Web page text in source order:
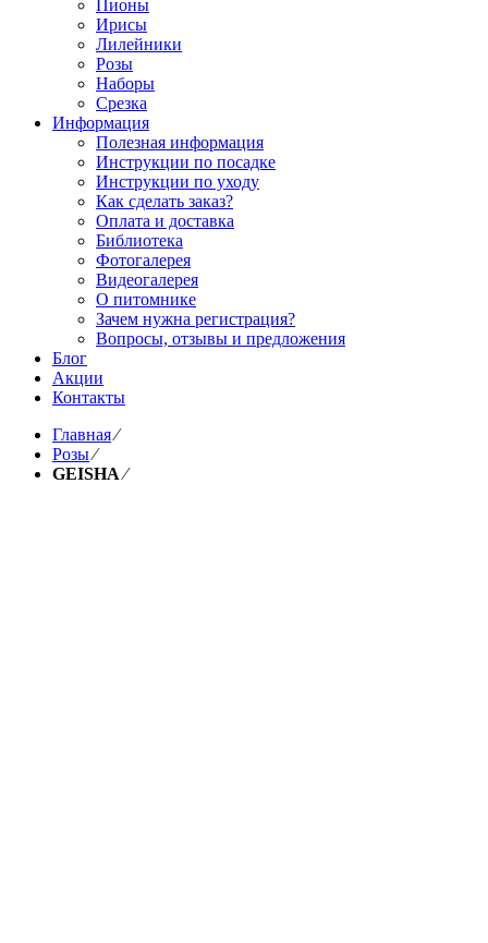
Пионы
Ирисы
Лилейники
Розы
Наборы
Срезка
Информация
Полезная информация
Инструкции по посадке
Инструкции по уходу
Как сделать заказ?
Оплата и доставка
Библиотека
Фотогалерея
Видеогалерея
О питомнике
Зачем нужна регистрация?
Вопросы, отзывы и предложения
Блог
Акции
Контакты
Главная⁄
Розы⁄
GEISHA⁄